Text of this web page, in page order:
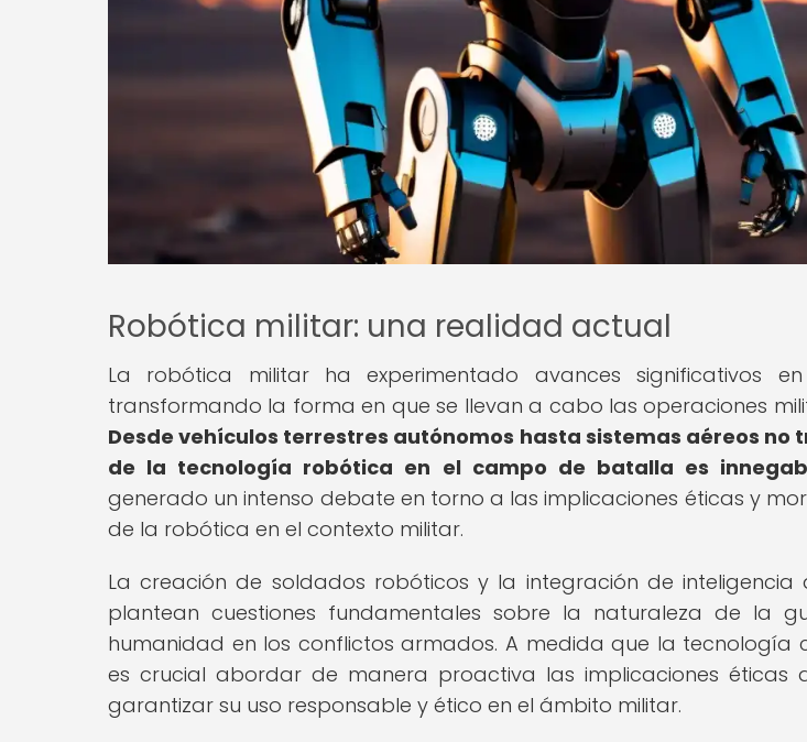
Robótica militar: una realidad actual
La robótica militar ha experimentado avances significativos
transformando la forma en que se llevan a cabo las operaciones
Desde vehículos terrestres autónomos hasta sistemas aéreos no
de la tecnología robótica en el campo de batalla es
generado un intenso debate en torno a las implicaciones éticas y
de la robótica en el contexto militar.
La creación de soldados robóticos y la integración de inteligencia
plantean cuestiones fundamentales sobre la naturaleza de la
humanidad en los conflictos armados. A medida que la tecnología
es crucial abordar de manera proactiva las implicaciones éticas
garantizar su uso responsable y ético en el ámbito militar.